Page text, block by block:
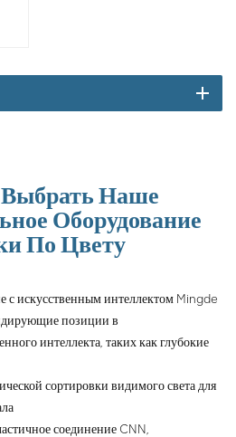
Наше
Оборудование
По Цвету
с искусственным интеллектом Mingde
позиции в
интеллекта, таких как глубокие
сортировки видимого света для
соединение CNN,